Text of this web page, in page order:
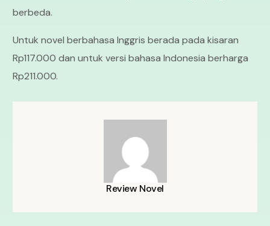
berbeda.
Untuk novel berbahasa Inggris berada pada kisaran
Rp117.000 dan untuk versi bahasa Indonesia berharga
Rp211.000.
Review Novel